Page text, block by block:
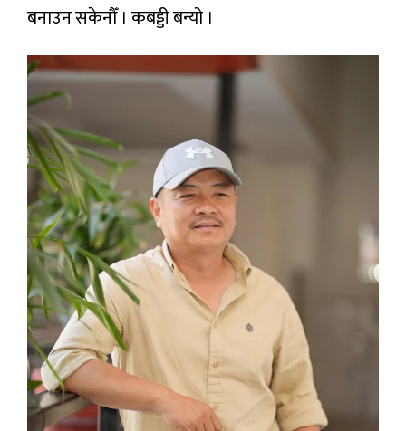
बनाउन सकेनौँ । कबड्डी बन्यो ।